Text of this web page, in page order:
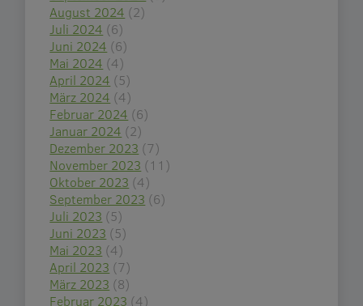
August 2024 (2)
Juli 2024 (6)
Juni 2024 (6)
Mai 2024 (4)
April 2024 (5)
März 2024 (4)
Februar 2024 (6)
Januar 2024 (2)
Dezember 2023 (7)
November 2023 (11)
Oktober 2023 (4)
September 2023 (6)
Juli 2023 (5)
Juni 2023 (5)
Mai 2023 (4)
April 2023 (7)
März 2023 (8)
Februar 2023 (4)